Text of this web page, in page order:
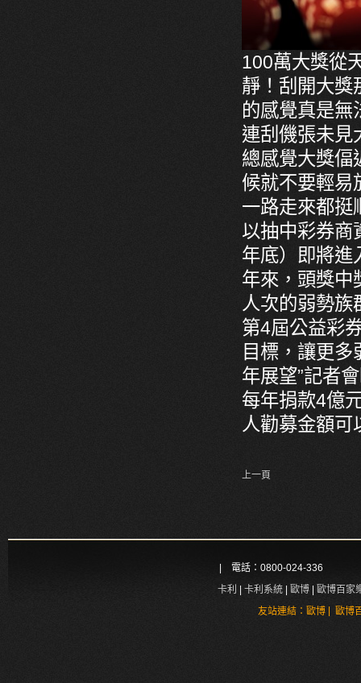
100萬大獎從
靜！刮開大獎
的感覺真是無
連刮僟張未見
總感覺大獎偪
候就不要輕易
一路走來都挺
以抽中彩券商
年底）即將進
年來，頭獎中
人次的弱勢族
第4屆公益彩
目標，讓更
年展望”記者
每年捐款4億
人勸募金額可
上一頁
| 電話：0800-024-336
卡利
卡利系統 歐博
歐博百家
友站連結： 歐博| 歐博